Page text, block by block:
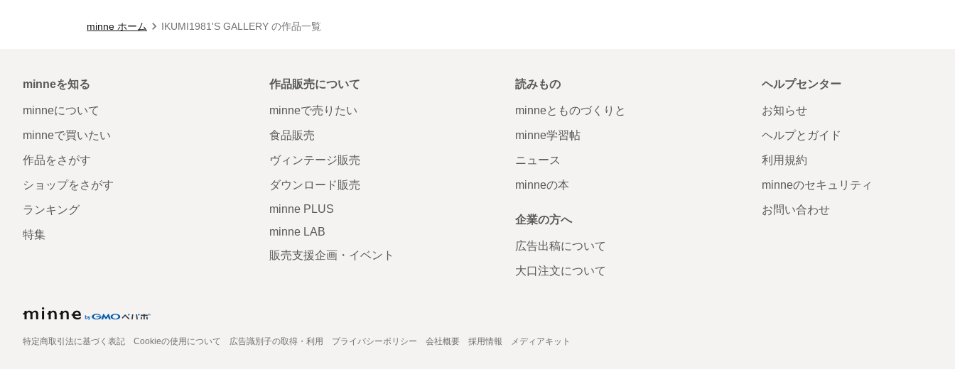
minne ホーム IKUMI1981'S GALLERY の作品一覧
minneを知る
minneについて
minneで買いたい
作品をさがす
ショップをさがす
ランキング
特集
作品販売について
minneで売りたい
食品販売
ヴィンテージ販売
ダウンロード販売
minne PLUS
minne LAB
販売支援企画・イベント
読みもの
minneとものづくりと
minne学習帖
ニュース
minneの本
企業の方へ
広告出稿について
大口注文について
ヘルプセンター
お知らせ
ヘルプとガイド
利用規約
minneのセキュリティ
お問い合わせ
特定商取引法に基づく表記 Cookieの使用について 広告識別子の取得・利用 プライバシーポリシー 会社概要 採用情報 メディアキット